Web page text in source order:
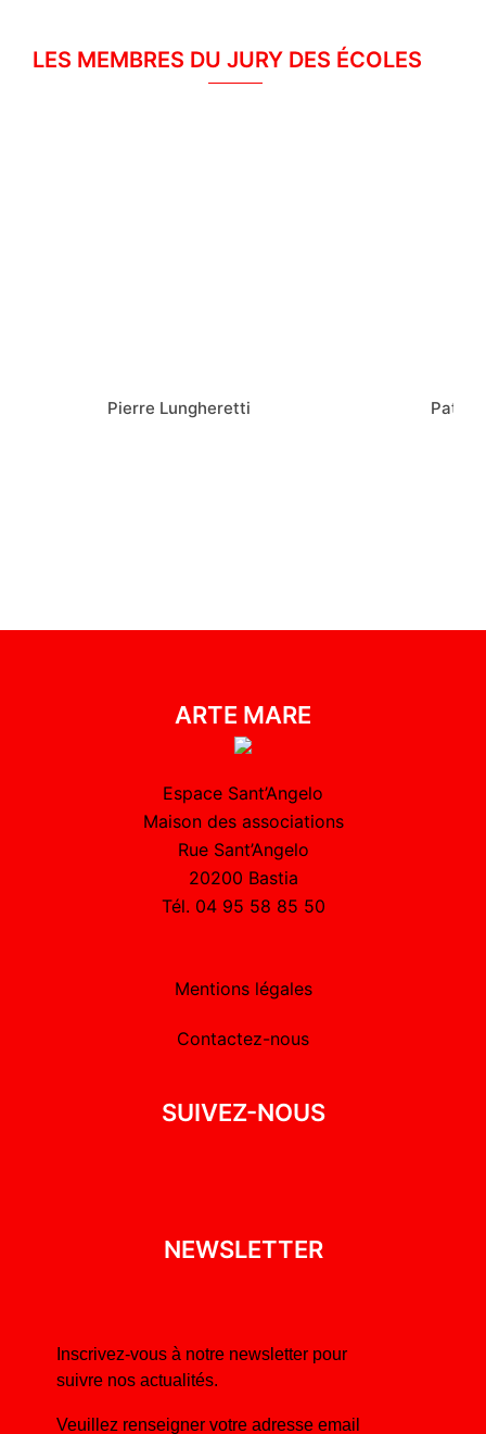
LES MEMBRES DU JURY DES ÉCOLES
Pierre Lungheretti
ARTE MARE
Espace Sant’Angelo
Maison des associations
Rue Sant’Angelo
20200 Bastia
Tél. 04 95 58 85 50
Mentions légales
Contactez-nous
SUIVEZ-NOUS
NEWSLETTER
Inscrivez-vous à notre newsletter pour
suivre nos actualités.
Veuillez renseigner votre adresse email